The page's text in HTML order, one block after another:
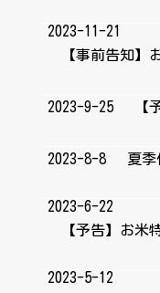
2023-11-21
【事前告知】
2023-9-25 【
2023-8-8 夏季
2023-6-22
【予告】お米
2023-5-12